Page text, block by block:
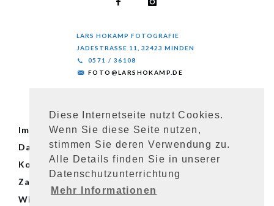
Diese Internetseite nutzt Cookies.
Wenn Sie diese Seite nutzen,
stimmen Sie deren Verwendung zu.
Alle Details finden Sie in unserer
Datenschutzunterrichtung
Mehr Informationen
LARS HOKAMP FOTOGRAFIE
JADESTRASSE 11, 32423 MINDEN
0571 / 36108
FOTO@LARSHOKAMP.DE
Impressum
Impressum
Datenschutz
Datenschutz
Kontakt
Kontakt
Zahlungsarten
Zahlungsarten
Widerrufsbelehrung
Widerrufsbelehrung